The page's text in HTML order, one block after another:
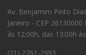
Av. Benjamim Pinto
Janeiro - CEP
às 12:00h, das 13:00h
(21) 2761-2993